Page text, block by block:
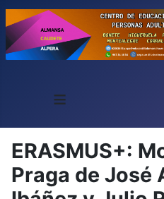
≡
ERASMUS+:
Praga de José